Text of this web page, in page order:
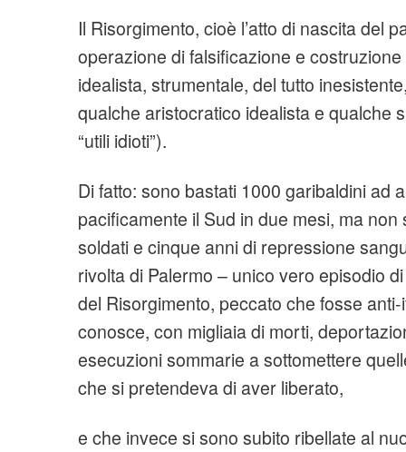
Il Risorgimento, cioè l’atto di nascita del
operazione di falsificazione e
idealista, strumentale, del tutto
qualche aristocratico idealista e qualche
“utili idioti”).
Di fatto: sono bastati 1000 garibaldini ad
pacificamente il Sud in due mesi, ma
soldati e cinque anni di repressione
rivolta di Palermo – unico vero episodio
del Risorgimento, peccato che fosse
conosce, con migliaia di morti,
esecuzioni sommarie a sottomettere
che si pretendeva di aver liberato,
e che invece si sono subito ribellate al